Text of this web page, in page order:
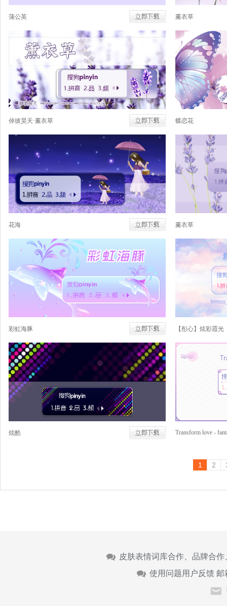
蒲公英 薰衣草
倬彼昊天·薰衣草 蝶恋花
花海 薰衣草
彩虹海豚 【彤心】炫彩霞光
炫酷 Transform love -
1 2
皮肤表情词库合作、品牌合
使用问题用户反馈 邮